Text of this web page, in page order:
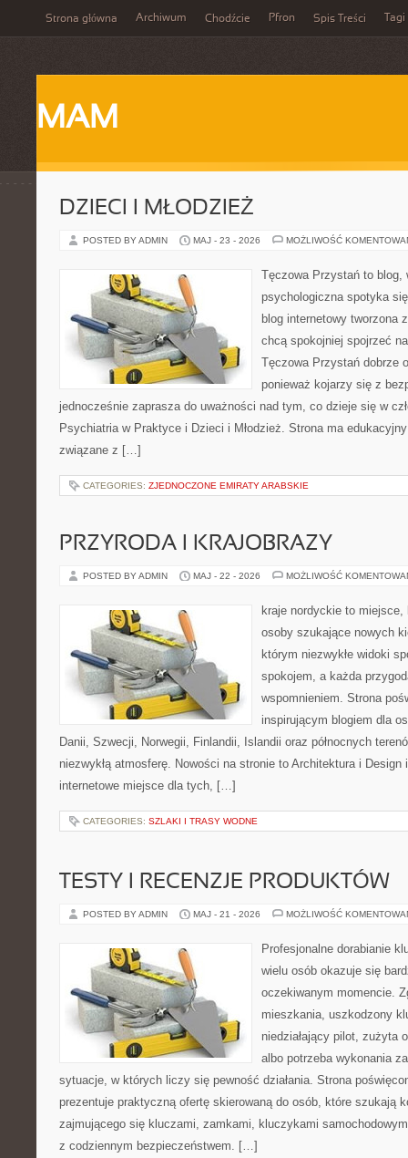
Strona główna Archiwum Chodźcie Pfron Spis Treści Tagi
MAM
DZIECI I MŁODZIEŻ
POSTED BY ADMIN MAJ - 23 - 2026 MOŻLIWOŚĆ
Tęczowa Przystań to blog,
psychologiczna spotyka
blog internetowy tworzona
chcą spokojniej spojrzeć
Tęczowa Przystań dobrze
ponieważ kojarzy się z
jednocześnie zaprasza do uważności nad tym, co dzieje się w
Psychiatria w Praktyce i Dzieci i Młodzież. Strona ma
związane z […]
CATEGORIES: ZJEDNOCZONE EMIRATY ARABSKIE
PRZYRODA I KRAJOBRAZY
POSTED BY ADMIN MAJ - 22 - 2026 MOŻLIWOŚĆ
kraje nordyckie to
osoby szukające nowych
którym niezwykłe widoki
spokojem, a każda
wspomnieniem. Strona
inspirującym blogiem dla
Danii, Szwecji, Norwegii, Finlandii, Islandii oraz północnych
niezwykłą atmosferę. Nowości na stronie to Architektura i Design
internetowe miejsce dla tych, […]
CATEGORIES: SZLAKI I TRASY WODNE
TESTY I RECENZJE PRODUKTÓW
POSTED BY ADMIN MAJ - 21 - 2026 MOŻLIWOŚĆ
Profesjonalne dorabianie
wielu osób okazuje się
oczekiwanym momencie.
mieszkania, uszkodzony
niedziałający pilot, zużyta
albo potrzeba wykonania
sytuacje, w których liczy się pewność działania. Strona
prezentuje praktyczną ofertę skierowaną do osób, które szukają
zajmującego się kluczami, zamkami, kluczykami
z codziennym bezpieczeństwem. […]